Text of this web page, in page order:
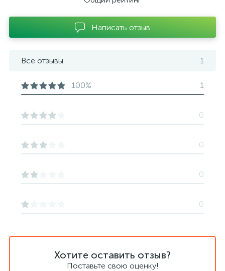
Хотите оставить отзыв?
Поставьте свою оценку!
Написать отзыв
Все отзывы 1
100% 1
0
0
0
0